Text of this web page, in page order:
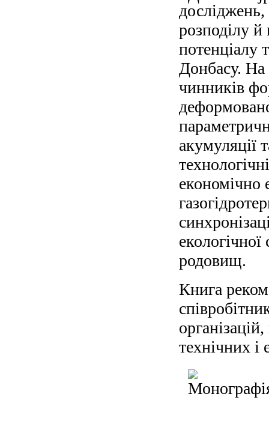
досліджень,
розподілу й
потенціалу
Донбасу. На
чинників
акумуляції
економічно
екологічної
родовищ.
Книга
технічних і